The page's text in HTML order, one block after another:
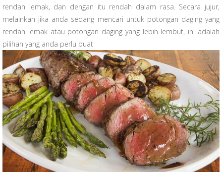
rendah lemak, dan dengan itu rendah dalam rasa. Secara jujur,
melainkan jika anda sedang mencari untuk potongan daging yang
rendah lemak atau potongan daging yang lebih lembut, ini adalah
pilihan yang anda perlu buat